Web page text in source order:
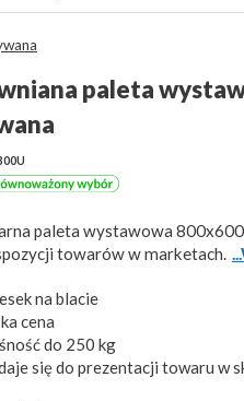
paleta
paleta wystawowa
towarów w marketach.
na blacie
cena
do 250 kg
się do prezentacji towaru w